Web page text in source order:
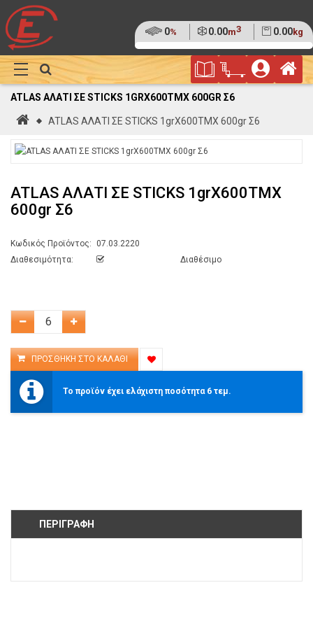
Ποσοστό
της
παλέτας
0% Όγκος
0.00m3 Βάρος
0.00kg
(0%)
Φυλλάδιο
Προσφορών
Καλάθι
Αγορών
Show
Megamenu
ATLAS ΑΛΑΤΙ ΣΕ STICKS 1GRX600ΤΜΧ 600GR Σ6
ΑρχικήATLAS ΑΛΑΤΙ ΣΕ STICKS 1grX600ΤΜΧ 600gr Σ6
ATLAS ΑΛΑΤΙ ΣΕ STICKS 1grX600ΤΜΧ
600gr Σ6
Κωδικός Προϊόντος:
07.03.2220
Διαθεσιμότητα:
Διαθέσιμο
Το προϊόν έχει ελάχιστη ποσότητα 6 τεμ.
ΠΕΡΙΓΡΑΦΉ